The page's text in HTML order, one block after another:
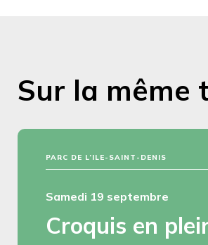
Sur la même
PARC DE L’ILE-SAINT-DENIS
Samedi 19 septembre
Croquis en